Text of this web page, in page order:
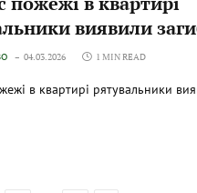
виявили
04.03.2026 1 MIN READ
в квартирі рятувальники